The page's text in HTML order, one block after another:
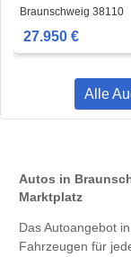
Braunschweig 38110
27.950 €
Alle
Autos in
Marktplatz
Das Autoangebot
Fahrzeugen für